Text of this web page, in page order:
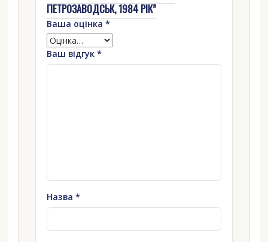
ПЕТРОЗАВОДСЬК, 1984 РІК”
Ваша оцінка *
Ваш відгук *
Назва *